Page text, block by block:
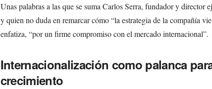
Unas palabras a las que se suma Carlos Serra, fundador y director
y quien no duda en remarcar cómo “la estrategia de la compañía
enfatiza, “por un firme compromiso con el mercado internacional”.
Internacionalización como palanca
crecimiento